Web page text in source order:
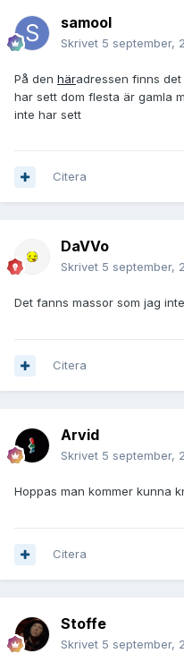
samool
Skrivet 5 september,
På den häradressen finns
har sett dom flesta är gamla
inte har sett
Citera
DaVVo
Skrivet 5 september,
Det fanns massor som jag
Citera
Arvid
Skrivet 5 september,
Hoppas man kommer kunna
Citera
Stoffe
Skrivet 5 september,